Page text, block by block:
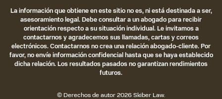
La información que obtiene en este sitio no es, ni está destinada a ser,
asesoramiento legal. Debe consultar a un abogado para recibir
orientación respecto a su situación individual. Le invitamos a
contactarnos y agradecemos sus llamadas, cartas y correos
electrónicos. Contactarnos no crea una relación abogado-cliente. Por
favor, no envíe información confidencial hasta que se haya establecido
dicha relación. Los resultados pasados no garantizan rendimientos
futuros.
© Derechos de autor 2026Skiber Law.